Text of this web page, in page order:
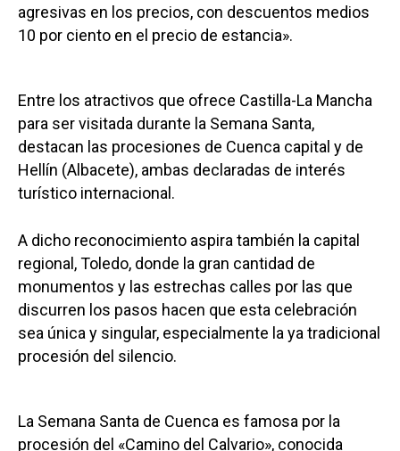
agresivas en los precios, con descuentos medios
10 por ciento en el precio de estancia».
Entre los atractivos que ofrece Castilla-La Mancha
para ser visitada durante la Semana Santa,
destacan las procesiones de Cuenca capital y de
Hellín (Albacete), ambas declaradas de interés
turístico internacional.
A dicho reconocimiento aspira también la capital
regional, Toledo, donde la gran cantidad de
monumentos y las estrechas calles por las que
discurren los pasos hacen que esta celebración
sea única y singular, especialmente la ya tradicional
procesión del silencio.
La Semana Santa de Cuenca es famosa por la
procesión del «Camino del Calvario», conocida